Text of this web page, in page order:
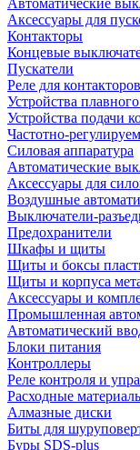
Автоматические
Аксессуары для
Контакторы
Концевые
Пускатели
Реле для контакторов
Устройства
Устройства подачи
Частотно-
Силовая аппаратура
Автоматические
Аксессуары для
Воздушные
Выключатели-
Предохранители
Шкафы и щиты
Щиты и боксы
Щиты и корпуса
Аксессуары и
Промышленная
Автоматический
Блоки питания
Контроллеры
Реле контроля и
Расходные
Алмазные диски
Биты для
Буры SDS-plus